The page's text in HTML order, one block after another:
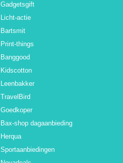
Gadgetsgift
Licht-actie
Bartsmit
Print-things
Banggood
Kidscotton
Leenbakker
TravelBird
Goedkoper
Bax-shop dagaanbieding
Herqua
Sportaanbiedingen